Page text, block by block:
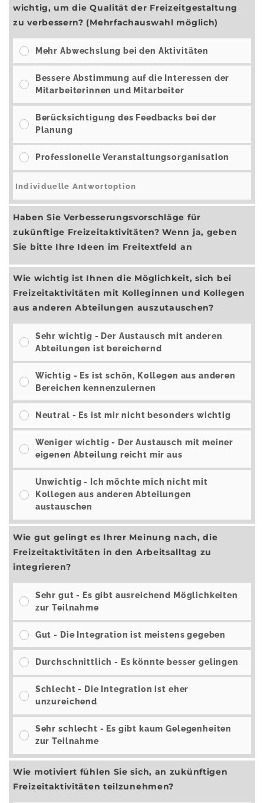
wichtig, um die Qualität der Freizeitgestaltung
zu verbessern? (Mehrfachauswahl möglich)
Mehr Abwechslung bei den Aktivitäten
Bessere Abstimmung auf die Interessen der
Mitarbeiterinnen und Mitarbeiter
Berücksichtigung des Feedbacks bei der
Planung
Professionelle Veranstaltungsorganisation
Haben Sie Verbesserungsvorschläge für
zukünftige Freizeitaktivitäten? Wenn ja, geben
Sie bitte Ihre Ideen im Freitextfeld an
Wie wichtig ist Ihnen die Möglichkeit, sich bei
Freizeitaktivitäten mit Kolleginnen und Kollegen
aus anderen Abteilungen auszutauschen?
Sehr wichtig - Der Austausch mit anderen
Abteilungen ist bereichernd
Wichtig - Es ist schön, Kollegen aus anderen
Bereichen kennenzulernen
Neutral - Es ist mir nicht besonders wichtig
Weniger wichtig - Der Austausch mit meiner
eigenen Abteilung reicht mir aus
Unwichtig - Ich möchte mich nicht mit
Kollegen aus anderen Abteilungen
austauschen
Wie gut gelingt es Ihrer Meinung nach, die
Freizeitaktivitäten in den Arbeitsalltag zu
integrieren?
Sehr gut - Es gibt ausreichend Möglichkeiten
zur Teilnahme
Gut - Die Integration ist meistens gegeben
Durchschnittlich - Es könnte besser gelingen
Schlecht - Die Integration ist eher
unzureichend
Sehr schlecht - Es gibt kaum Gelegenheiten
zur Teilnahme
Wie motiviert fühlen Sie sich, an zukünftigen
Freizeitaktivitäten teilzunehmen?